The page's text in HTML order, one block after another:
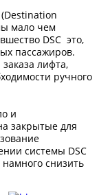
(Destination
мало чем
DSC это,
пассажиров.
лифта,
ручного
и
закрытые для
системы DSC
намного снизить